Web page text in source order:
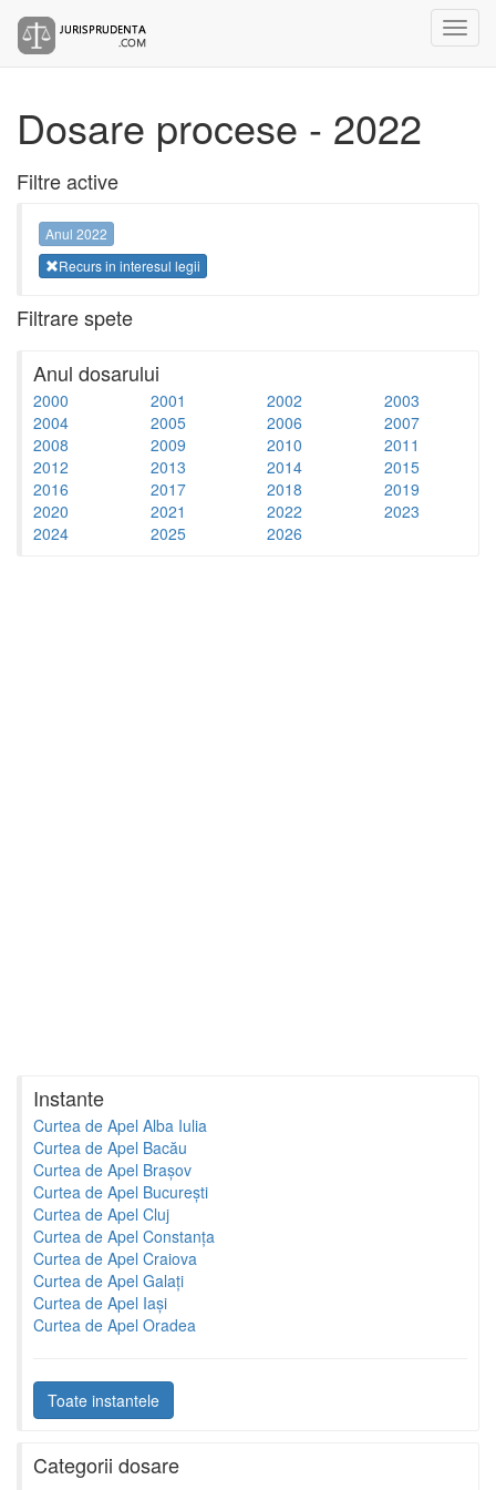
Dosare procese - 2022
Filtre active
Anul 2022
Recurs in interesul legii
Filtrare spete
Anul dosarului
2000 2001 2002
2003
2004
2005 2006
2007
2008
2009 2010
2011
2012
2013 2014
2015
2016
2017 2018
2019
2020
2021 2022
2023
2024
2025 2026
Instante
Curtea de Apel Alba Iulia
Curtea de Apel Bacău
Curtea de Apel Brașov
Curtea de Apel București
Curtea de Apel Cluj
Curtea de Apel Constanța
Curtea de Apel Craiova
Curtea de Apel Galați
Curtea de Apel Iași
Curtea de Apel Oradea
Toate instantele
Categorii dosare